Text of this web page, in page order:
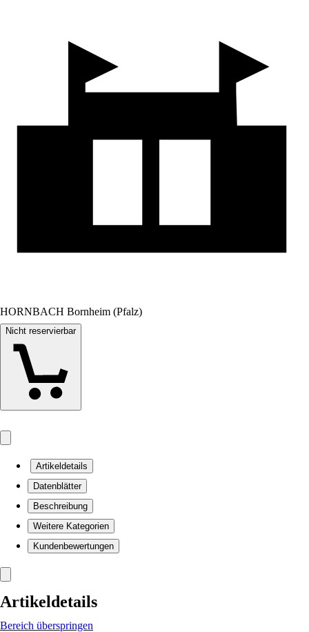
HORNBACH Bornheim (Pfalz)
Nicht reservierbar
Artikeldetails
Datenblätter
Beschreibung
Weitere Kategorien
Kundenbewertungen
Artikeldetails
Bereich überspringen